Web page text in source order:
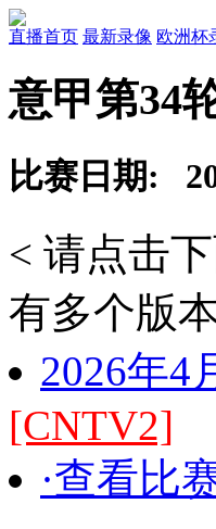
直播首页 最新录像 欧洲杯
意甲第34
比赛日期:
< 请点击
有多个版
2026年4
[CNTV2]
·查看比